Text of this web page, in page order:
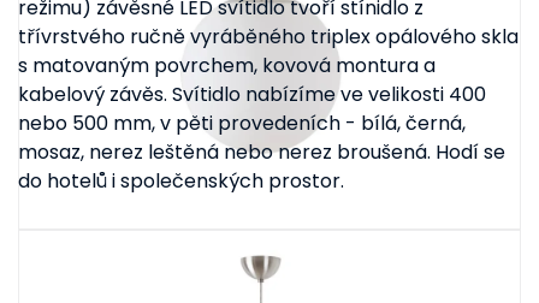
režimu) závěsné LED svítidlo tvoří stínidlo z
třívrstvého ručně vyráběného triplex opálového skla
s matovaným povrchem, kovová montura a
kabelový závěs. Svítidlo nabízíme ve velikosti 400
nebo 500 mm, v pěti provedeních - bílá, černá,
mosaz, nerez leštěná nebo nerez broušená. Hodí se
do hotelů i společenských prostor.